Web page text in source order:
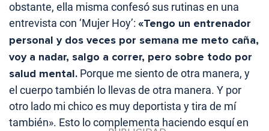
obstante, ella misma confesó sus rutinas en una
entrevista con ‘Mujer Hoy’: «Tengo un entrenador
personal y dos veces por semana me meto caña,
voy a nadar, salgo a correr, pero sobre todo por
salud mental. Porque me siento de otra manera, y
el cuerpo también lo llevas de otra manera. Y por
otro lado mi chico es muy deportista y tira de mí
también». Esto lo complementa haciendo esquí en